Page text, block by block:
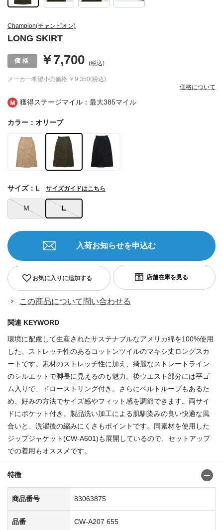
獲得ステージマイル：最大385マイル
Champion(チャンピオン)
LONG SKIRT
メーカー希望小売価格 ￥9,350(税込)
￥7,700 (税込)
価格について
カラー：オリーブ
M L
サイズ：L サイズガイドはこちら
お気に入りに追加する
入荷お知らせを申込む
この商品について問い合わせる
関連 KEYWORD
環境に配慮して生産されたサステナブルなアメリカ綿を100%使用
した、ストレッチ性のあるコットンツイルのマキシ丈ロングスカ
ートです。素材のストレッチ性に加え、綺麗なストレートライン
のシルエットで脚長に見えるのも魅力。後ウエスト部分には平ゴ
ム入りで、ドローストリング付き。さらにベルトループもあるた
め、好みの方法でサイズ感やフィット感を調節できます。両サイ
ドにポケット付き。製品洗い加工による肌馴染みの良い快適な風
合いと、洗濯後の縮みにくさもポイントです。同素材を使用した
ジップジャケット(CW-A601)も展開しているので、セットアップ
での着用もオススメです。
特徴
商品番号 83063875
品番 CW-A207 655